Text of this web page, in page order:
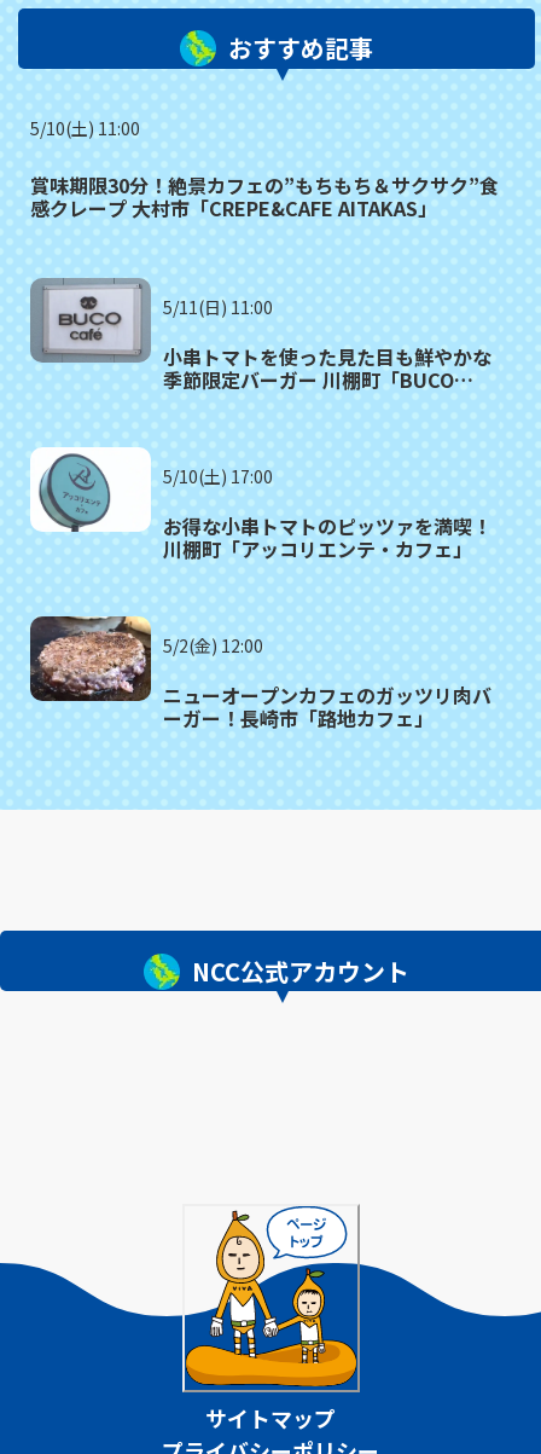
おすすめ記事
5/10(土) 11:00
賞味期限30分！絶景カフェの”もちもち＆サクサク”食
感クレープ 大村市「CREPE&CAFE AITAKAS」
5/11(日) 11:00
小串トマトを使った見た目も鮮やかな
季節限定バーガー 川棚町「BUCO
5/10(土) 17:00
お得な小串トマトのピッツァを満喫！
川棚町「アッコリエンテ・カフェ」
5/2(金) 12:00
ニューオープンカフェのガッツリ肉バ
ーガー！長崎市「路地カフェ」
NCC公式アカウント
サイトマップ